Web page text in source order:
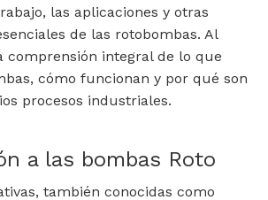
las aplicaciones y otras
de las rotobombas. Al
comprensión integral de lo que
cómo funcionan y por qué son
procesos industriales.
a las bombas Roto
también conocidas como